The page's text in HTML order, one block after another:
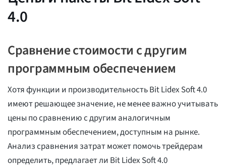
4.0
Сравнение стоимости с другим
программным обеспечением
Хотя функции и производительность Bit Lidex Soft 4.0
имеют решающее значение, не менее важно учитывать
цены по сравнению с другим аналогичным
программным обеспечением, доступным на рынке.
Анализ сравнения затрат может помочь трейдерам
определить, предлагает ли Bit Lidex Soft 4.0